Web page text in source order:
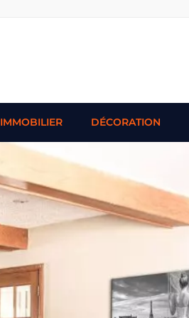
IMMOBILIER DÉCORATION